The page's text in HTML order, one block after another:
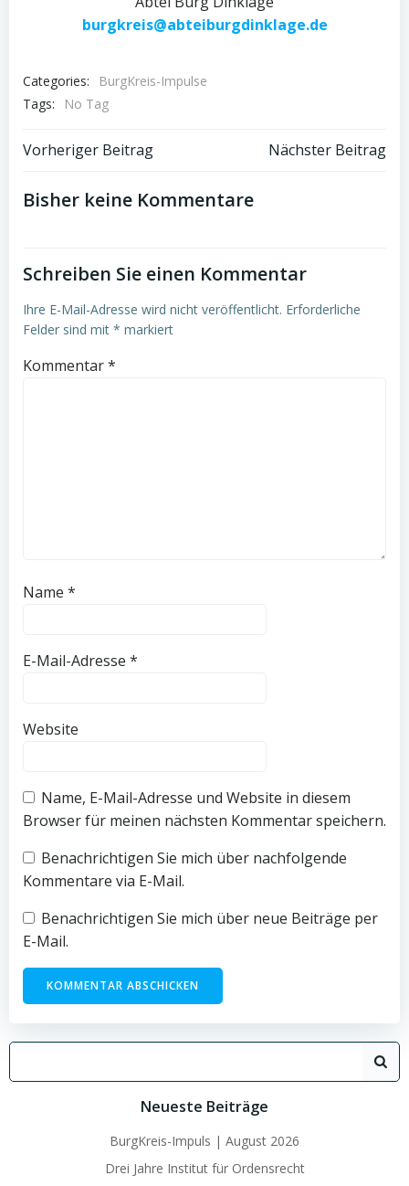
burgkreis@abteiburgdinklage.de
Categories:
BurgKreis-Impulse
Tags:
No Tag
Post
navigation
Vorheriger Beitrag
Post
navigation
Nächster Beitrag
Bisher keine Kommentare
Schreiben Sie einen Kommentar
Ihre E-Mail-Adresse wird nicht veröffentlicht. Erforderliche
Felder sind mit * markiert
Kommentar*
Name *
E-Mail-Adresse *
Website
Name, E-Mail-Adresse und Website in diesem
Browser für meinen nächsten Kommentar speichern.
Benachrichtigen Sie mich über nachfolgende
Kommentare via E-Mail.
Benachrichtigen Sie mich über neue Beiträge per
E-Mail.
for:
Neueste Beiträge
BurgKreis-Impuls | August 2026
Drei Jahre Institut für Ordensrecht